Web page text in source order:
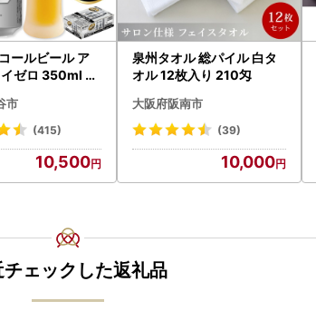
ールビール ア
ゼロ 350ml 24
市
(415)
10,500
泉州タオル 総パイル 白タ
オル 12枚入り 210匁
大阪府阪南市
(39)
10,000
チェックした返礼品